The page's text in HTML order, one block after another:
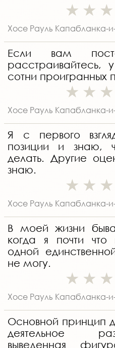
Хосе Рауль Капабланка-
Если вам
сотни проигранных
Хосе Рауль Капабланка-
Я с первого
позиции и знаю,
делать. Другие
знаю.
Хосе Рауль Капабланка-
В моей жизни
когда я почти
одной
не могу.
Хосе Рауль Капабланка-
Основной принцип
деятельное
выведенная